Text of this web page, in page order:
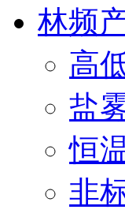
林频
高
盐
恒
非